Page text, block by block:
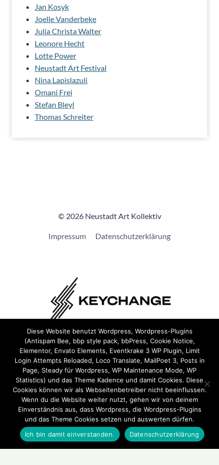
Jan Kosyk
Joelle Vanderbeke
Julia Christa Walter
Leonore Hecht
Lotte Power
Neustadt Art Festival
Nina Lapislazuli
Omani Frei
Stefan Bleyl
Thomas Schreiter
© 2026 Neustadt Art Kollektiv
Impressum Datenschutzerklärung
Wir sind Teil vonKeychange und haben einePledge
unterzeichnet.
ehrensache.jetzt
Diese Website benutzt Wordpress, Wordpress-Plugins
(Antispam Bee, bbp style pack, bbPress, Cookie Notice,
Elementor, Envato Elements, Eventkrake 3 WP Plugin, Limit
Login Attempts Reloaded, Loco Translate, MailPoet 3, Posts in
Page, Steady für Wordpress, WP Maintenance Mode, WP
Statistics) und das Theme Kadence und damit Cookies. Diese
Cookies können wir als Webseitenbetreiber nicht beeinflussen.
Wenn du die Website weiter nutzt, gehen wir von deinem
Einverständnis aus, dass Wordpress, die Wordpress-Plugins
und das Theme Cookies setzen und auswerten dürfen.
Ich bin damit einverstanden.
Datenschutzerklärung